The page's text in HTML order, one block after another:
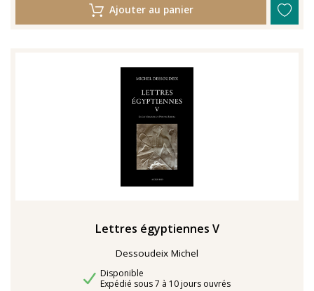
Ajouter au panier
Lettres égyptiennes V
Dessoudeix Michel
Disponibilité
Disponible
Délais de livraison
Expédié sous 7 à 10 jours ouvrés